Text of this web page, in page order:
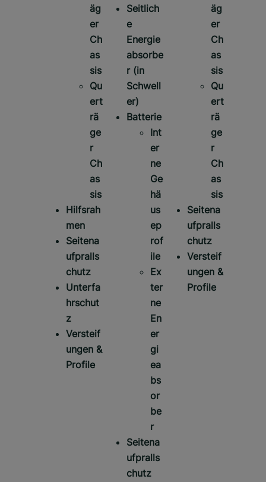
äg
er
Ch
as
sis
Qu
ert
rä
ge
r
Ch
as
sis
Hilfsrah
men
Seitena
ufpralls
chutz
Unterfa
hrschut
z
Versteif
ungen &
Profile
Seitlich
e
Energie
absorbe
r (in
Schwell
er)
Batterie
Int
er
ne
Ge
hä
us
ep
rof
ile
Ex
ter
ne
En
er
gi
ea
bs
or
be
r
Seitena
ufpralls
chutz
äg
er
Ch
as
sis
Qu
ert
rä
ge
r
Ch
as
sis
Seitena
ufpralls
chutz
Versteif
ungen &
Profile